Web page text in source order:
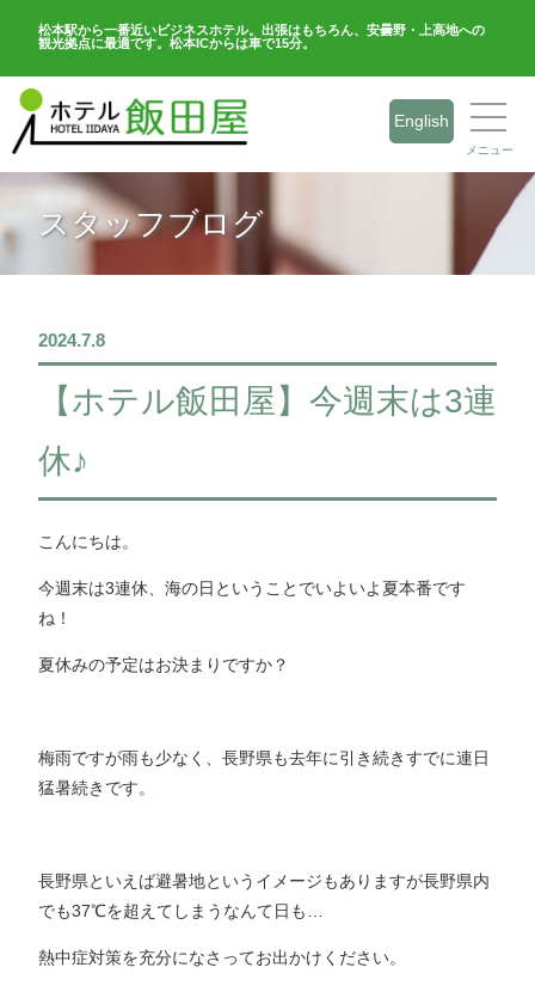
松本駅から一番近いビジネスホテル。出張はもちろん、安曇野・上高地への
観光拠点に最適です。松本ICからは車で15分。
English
メニュー
スタッフブログ
2024.7.8
【ホテル飯田屋】今週末は3連
休♪
こんにちは。
今週末は3連休、海の日ということでいよいよ夏本番です
ね！
夏休みの予定はお決まりですか？
梅雨ですが雨も少なく、長野県も去年に引き続きすでに連日
猛暑続きです。
長野県といえば避暑地というイメージもありますが長野県内
でも37℃を超えてしまうなんて日も…
熱中症対策を充分になさってお出かけください。